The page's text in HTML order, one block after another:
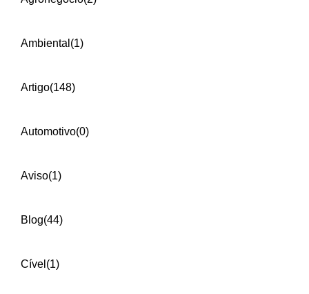
Ambiental (1)
Artigo(148)
Automotivo(0)
Aviso(1)
Blog(44)
Cível (1)